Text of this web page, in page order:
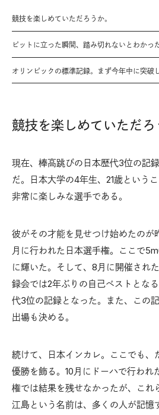
競技を楽しめていただろうか。
ピットに立った瞬間、踏み切れないとわかった
オリンピックの標準記録。まず今年中に突破
競技を楽しめていただろ
現在、棒高跳びの日本歴代3位の記
だ。日本大学の4年生、21歳という
非常に楽しみな選手である。
彼がその才能を見せつけ始めたのが
月に行われた日本選手権。ここで
に輝いた。そして、8月に開催され
録会では2年ぶりの自己ベストとな
代3位の記録となった。また、この
出場も決める。
続けて、日本インカレ。ここでも
優勝を飾る。10月にドーハで行われ
権では結果を残せなかったが、これ
江島という名前は、多くの人が記憶